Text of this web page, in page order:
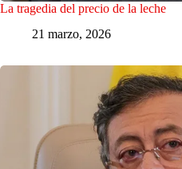
La tragedia del precio de la leche
21 marzo, 2026